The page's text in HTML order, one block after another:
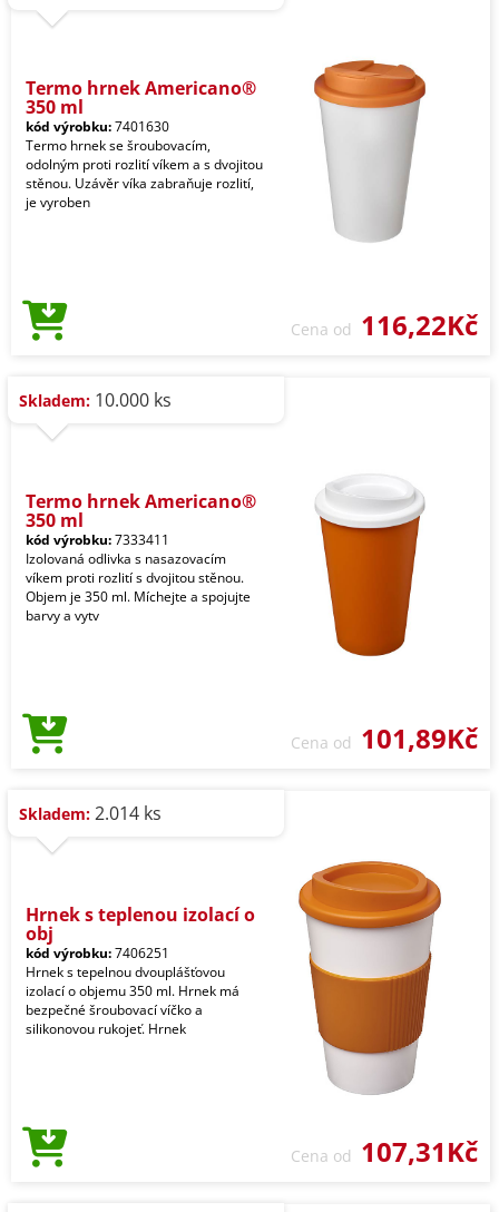
Termo hrnek Americano®
350 ml
kód výrobku:7401630
Termo hrnek se šroubovacím,
odolným proti rozlití víkem a s dvojitou
stěnou. Uzávěr víka zabraňuje rozlití,
je vyroben
Cena od 116,22Kč
Skladem: 10.000 ks
Termo hrnek Americano®
350 ml
kód výrobku:7333411
Izolovaná odlivka s nasazovacím
víkem proti rozlití s dvojitou stěnou.
Objem je 350 ml. Míchejte a spojujte
barvy a vytv
Cena od 101,89Kč
Skladem: 2.014 ks
Hrnek s teplenou izolací o
obj
kód výrobku:7406251
Hrnek s tepelnou dvouplášťovou
izolací o objemu 350 ml. Hrnek má
bezpečné šroubovací víčko a
silikonovou rukojeť. Hrnek
Cena od 107,31Kč